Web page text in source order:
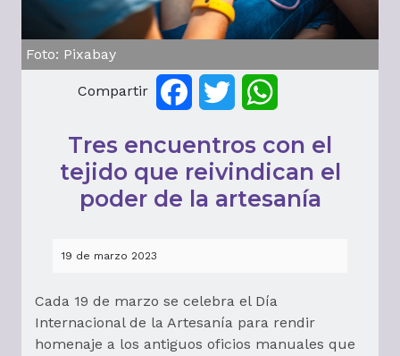
Foto: Pixabay
Compartir FacebookTwitter
Tres encuentros con el
tejido que reivindican el
poder de la artesanía
19 de marzo 2023
Cada 19 de marzo se celebra el Día
Internacional de la Artesanía para rendir
homenaje a los antiguos oficios manuales que